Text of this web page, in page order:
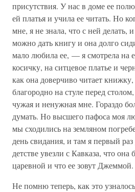
присутствия. У нас в доме ее
ей платья и учила ее читать. Но
мне, я не знала, что с ней делать,
можно дать книгу и она долго
мало любила ее, — я смотрела на
косичку, на ситцевое платье и
как она доверчиво читает
благородно на стуле перед
чужая и ненужная мне. Гораздо
думать. Но высшего пафоса моя
мы сходились на земляном
день свидания, и там я первый
детстве увезли с Кавказа, что она
царевной и что ее зовут Джеммой.
Не помню теперь, как это